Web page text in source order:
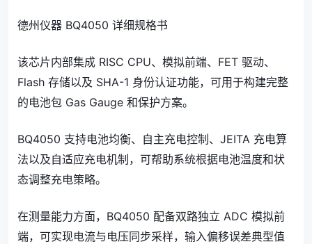
德州仪器 BQ4050 详细规格书
该芯片内部集成 RISC CPU、模拟前端、FET 驱动、
Flash 存储以及 SHA-1 身份认证功能，可用于构建完整
的电池包 Gas Gauge 和保护方案。
BQ4050 支持电池均衡、自主充电控制、JEITA 充电算
法以及自适应充电机制，可帮助系统根据电池温度和状
态调整充电策略。
在测量能力方面，BQ4050 配备双路独立 ADC 模拟前
端，可实现电流与电压同步采样，输入偏移误差典型值